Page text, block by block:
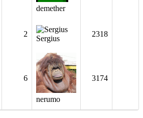
demether
2
Sergius
2318
6
nerumo
3174